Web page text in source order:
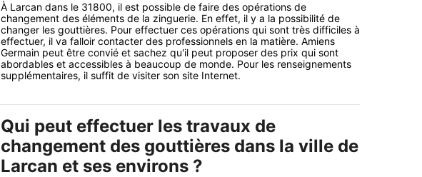
À Larcan dans le 31800, il est possible de faire des opérations de
changement des éléments de la zinguerie. En effet, il y a la possibilité de
changer les gouttières. Pour effectuer ces opérations qui sont très difficiles à
effectuer, il va falloir contacter des professionnels en la matière. Amiens
Germain peut être convié et sachez qu'il peut proposer des prix qui sont
abordables et accessibles à beaucoup de monde. Pour les renseignements
supplémentaires, il suffit de visiter son site Internet.
Qui peut effectuer les travaux de
changement des gouttières dans la ville de
Larcan et ses environs ?